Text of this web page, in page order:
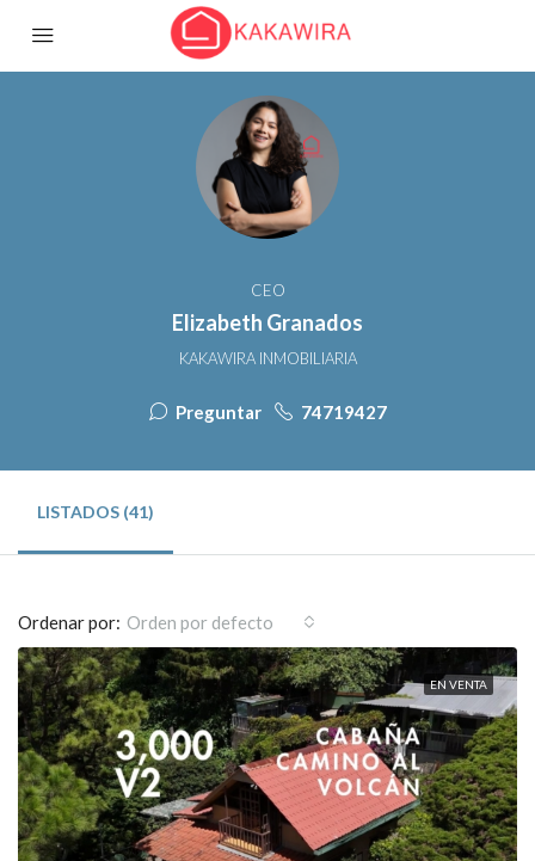
CEO
Elizabeth Granados
KAKAWIRA INMOBILIARIA
Preguntar 74719427
LISTADOS (41)
Ordenar por: Orden por defecto
EN VENTA